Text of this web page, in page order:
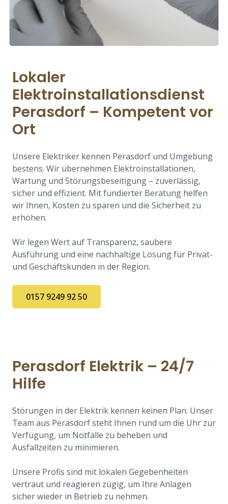
Lokaler
Elektroinstallationsdienst
Perasdorf – Kompetent vor
Ort
Unsere Elektriker kennen Perasdorf und Umgebung
bestens. Wir übernehmen Elektroinstallationen,
Wartung und Störungsbeseitigung – zuverlässig,
sicher und effizient. Mit fundierter Beratung helfen
wir Ihnen, Kosten zu sparen und die Sicherheit zu
erhöhen.
Wir legen Wert auf Transparenz, saubere
Ausführung und eine nachhaltige Lösung für Privat-
und Geschäftskunden in der Region.
0157 9249 92 50
Perasdorf Elektrik – 24/7
Hilfe
Störungen in der Elektrik kennen keinen Plan. Unser
Team aus Perasdorf steht Ihnen rund um die Uhr zur
Verfügung, um Notfälle zu beheben und
Ausfallzeiten zu minimieren.
Unsere Profis sind mit lokalen Gegebenheiten
vertraut und reagieren zügig, um Ihre Anlagen
sicher wieder in Betrieb zu nehmen.